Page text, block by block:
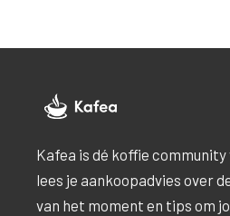
Kafea is dé koffie
lees je aankoopadvies over
van het moment en tips om